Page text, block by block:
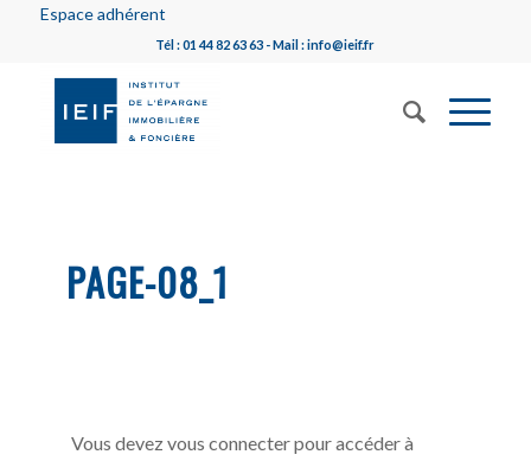
Espace adhérent
Tél : 01 44 82 63 63 - Mail : info@ieif.fr
PAGE-08_1
Vous devez vous connecter pour accéder à